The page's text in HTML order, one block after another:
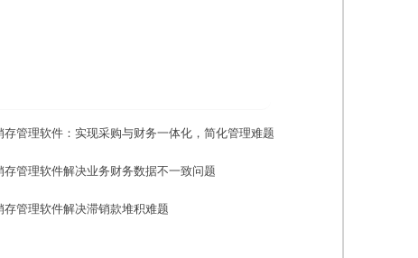
存管理软件：实现采购与财务一体化，简化管理难题
存管理软件解决业务财务数据不一致问题
存管理软件解决滞销款堆积难题